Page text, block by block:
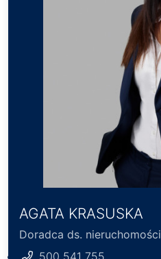
AGATA KRASUSKA
Doradca ds. nieruchomości
500 541 755